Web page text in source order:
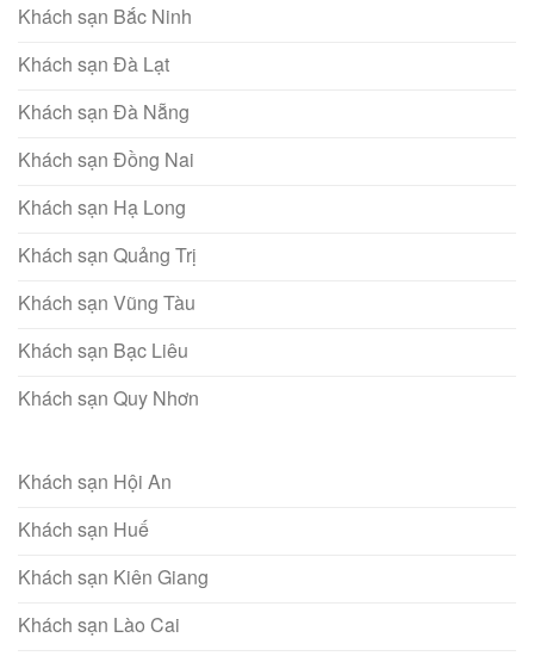
Khách sạn Bắc Ninh
Khách sạn Đà Lạt
Khách sạn Đà Nẵng
Khách sạn Đồng Nai
Khách sạn Hạ Long
Khách sạn Quảng Trị
Khách sạn Vũng Tàu
Khách sạn Bạc Liêu
Khách sạn Quy Nhơn
Khách sạn Hội An
Khách sạn Huế
Khách sạn Kiên Giang
Khách sạn Lào Cai